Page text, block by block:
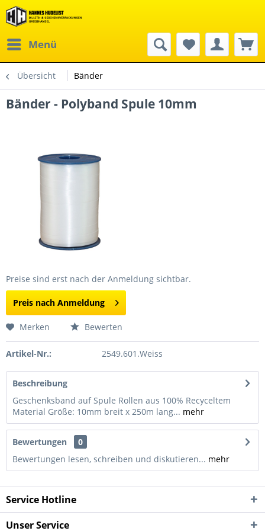
Menü
Übersicht Bänder
Bänder - Polyband Spule 10mm
Preise sind erst nach der Anmeldung sichtbar.
Preis nach Anmeldung
Merken Bewerten
Artikel-Nr.: 2549.601.Weiss
Beschreibung
Geschenksband auf Spule Rollen aus 100% Recyceltem
Material Größe: 10mm breit x 250m lang... mehr
Bewertungen
0
Bewertungen lesen, schreiben und diskutieren... mehr
Service Hotline
Unser Service